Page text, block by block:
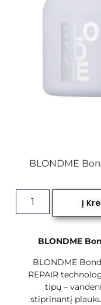
BLONDME
BLONDME
BLONDME
REPAIR
tipų –
stiprinantį
Į